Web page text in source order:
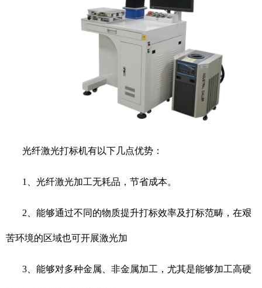
光纤激光打标机有以下几点优势：
1、光纤激光加工无耗品，节省成本。
2、能够通过不同的物质提升打标效率及打标范畴，在艰
苦环境的区域也可开展激光加
3、能够对多种金属、非金属加工，尤其是能够加工高硬